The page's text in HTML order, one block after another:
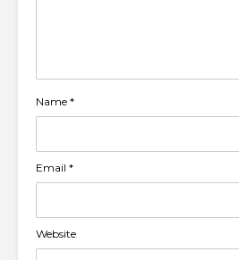
Name *
Email *
Website